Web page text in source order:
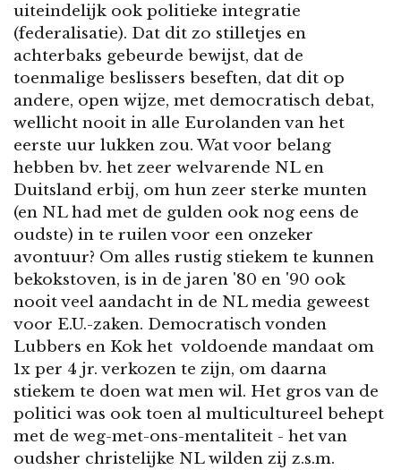
uiteindelijk ook politieke integratie
(federalisatie). Dat dit zo stilletjes en
achterbaks gebeurde bewijst, dat de
toenmalige beslissers beseften, dat dit op
andere, open wijze, met democratisch debat,
wellicht nooit in alle Eurolanden van het
eerste uur lukken zou. Wat voor belang
hebben bv. het zeer welvarende NL en
Duitsland erbij, om hun zeer sterke munten
(en NL had met de gulden ook nog eens de
oudste) in te ruilen voor een onzeker
avontuur? Om alles rustig stiekem te kunnen
bekokstoven, is in de jaren '80 en '90 ook
nooit veel aandacht in de NL media geweest
voor E.U.-zaken. Democratisch vonden
Lubbers en Kok het voldoende mandaat om
1x per 4 jr. verkozen te zijn, om daarna
stiekem te doen wat men wil. Het gros van de
politici was ook toen al multicultureel behept
met de weg-met-ons-mentaliteit - het van
oudsher christelijke NL wilden zij z.s.m.